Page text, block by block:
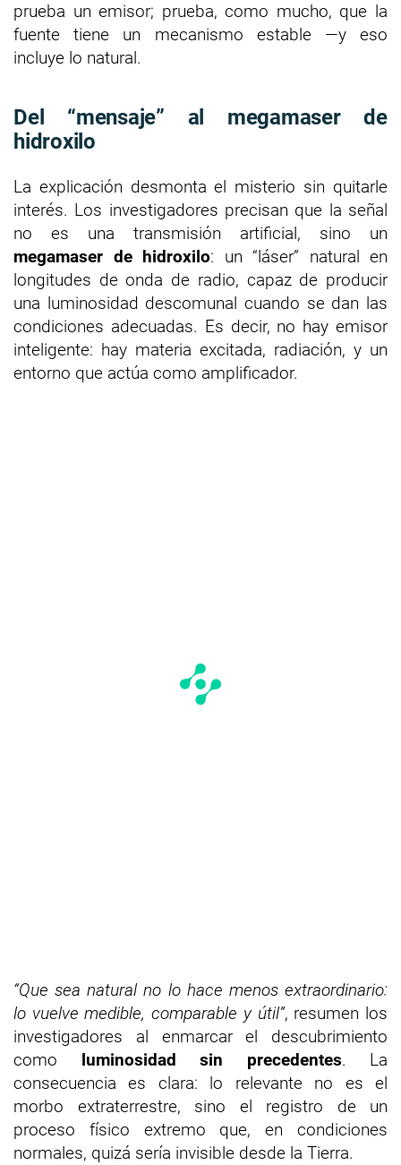
prueba un emisor; prueba, como mucho, que la
fuente tiene un mecanismo estable —y eso
incluye lo natural.
Del “mensaje” al megamaser de
hidroxilo
La explicación desmonta el misterio sin quitarle
interés. Los investigadores precisan que la señal
no es una transmisión artificial, sino un
megamaser de hidroxilo: un “láser” natural en
longitudes de onda de radio, capaz de producir
una luminosidad descomunal cuando se dan las
condiciones adecuadas. Es decir, no hay emisor
inteligente: hay materia excitada, radiación, y un
entorno que actúa como amplificador.
“Que sea natural no lo hace menos extraordinario:
lo vuelve medible, comparable y útil”, resumen los
investigadores al enmarcar el descubrimiento
como luminosidad sin precedentes. La
consecuencia es clara: lo relevante no es el
morbo extraterrestre, sino el registro de un
proceso físico extremo que, en condiciones
normales, quizá sería invisible desde la Tierra.